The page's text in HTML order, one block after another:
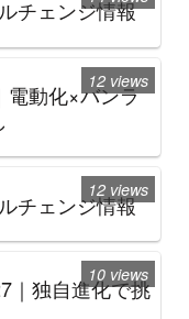
チェンジ情報
電動化×バンラ
12 views
チェンジ情報
12 views
｜独自進化で挑
10 views